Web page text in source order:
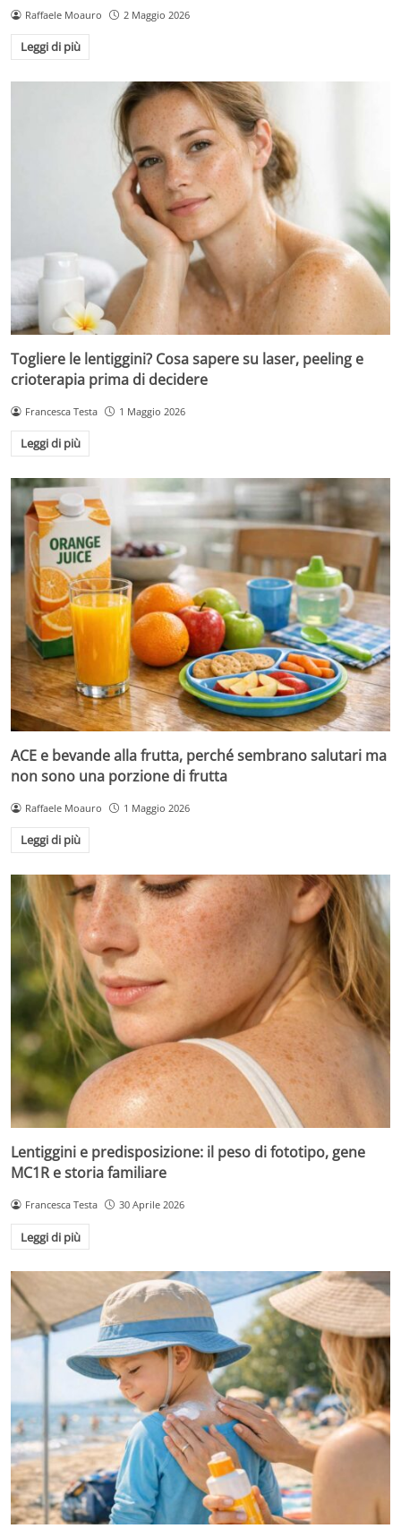
Raffaele Moauro 2 Maggio 2026
Leggi di più
Togliere le lentiggini? Cosa sapere su laser, peeling e
crioterapia prima di decidere
Francesca Testa 1 Maggio 2026
Leggi di più
ACE e bevande alla frutta, perché sembrano salutari ma
non sono una porzione di frutta
Raffaele Moauro 1 Maggio 2026
Leggi di più
Lentiggini e predisposizione: il peso di fototipo, gene
MC1R e storia familiare
Francesca Testa 30 Aprile 2026
Leggi di più